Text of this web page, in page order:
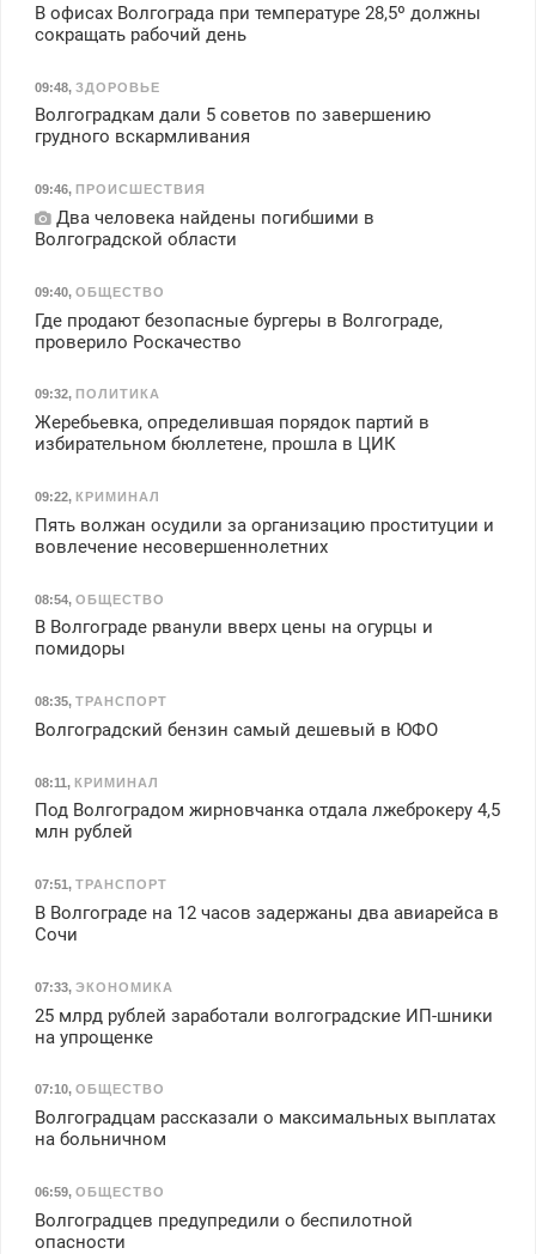
В офисах Волгограда при температуре 28,5º должны
сокращать рабочий день
09:48, ЗДОРОВЬЕ
Волгоградкам дали 5 советов по завершению
грудного вскармливания
09:46, ПРОИСШЕСТВИЯ
Два человека найдены погибшими в
Волгоградской области
09:40, ОБЩЕСТВО
Где продают безопасные бургеры в Волгограде,
проверило Роскачество
09:32, ПОЛИТИКА
Жеребьевка, определившая порядок партий в
избирательном бюллетене, прошла в ЦИК
09:22, КРИМИНАЛ
Пять волжан осудили за организацию проституции и
вовлечение несовершеннолетних
08:54, ОБЩЕСТВО
В Волгограде рванули вверх цены на огурцы и
помидоры
08:35, ТРАНСПОРТ
Волгоградский бензин самый дешевый в ЮФО
08:11, КРИМИНАЛ
Под Волгоградом жирновчанка отдала лжеброкеру 4,5
млн рублей
07:51 , ТРАНСПОРТ
В Волгограде на 12 часов задержаны два авиарейса в
Сочи
07:33, ЭКОНОМИКА
25 млрд рублей заработали волгоградские ИП-шники
на упрощенке
07:10, ОБЩЕСТВО
Волгоградцам рассказали о максимальных выплатах
на больничном
06:59, ОБЩЕСТВО
Волгоградцев предупредили о беспилотной
опасности